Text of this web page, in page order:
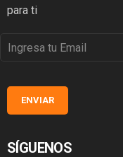
para ti
SÍGUENOS